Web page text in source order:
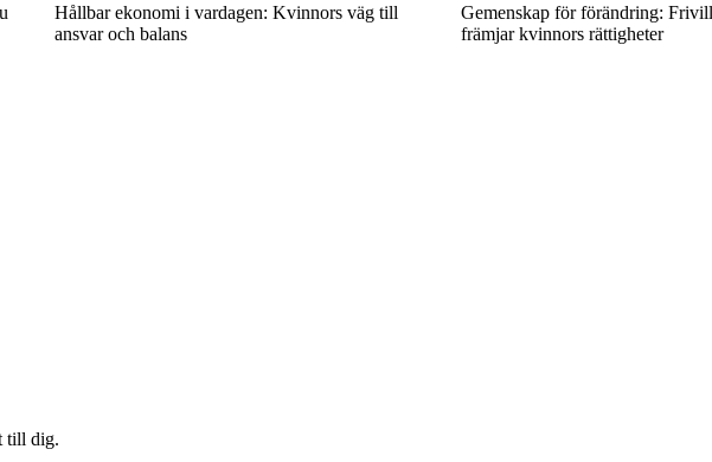
Hållbar ekonomi i vardagen: Kvinnors väg till
ansvar och balans
Gemenskap för förändring:
främjar kvinnors rättigheter
till dig.